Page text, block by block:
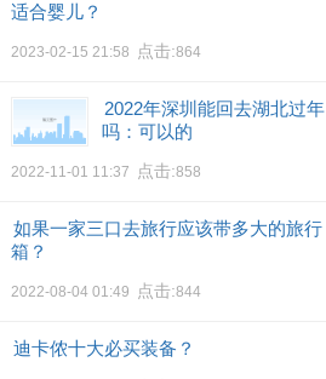
适合婴儿？
2023-02-15 21:58 点击:864
2022年深圳能回去湖北过年
吗：可以的
2022-11-01 11:37 点击:858
如果一家三口去旅行应该带多大的旅行
箱？
2022-08-04 01:49 点击:844
迪卡侬十大必买装备？